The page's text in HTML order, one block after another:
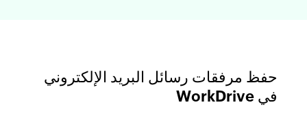
حفظ مرفقات رسائل البريد الإلكتروني
في WorkDrive